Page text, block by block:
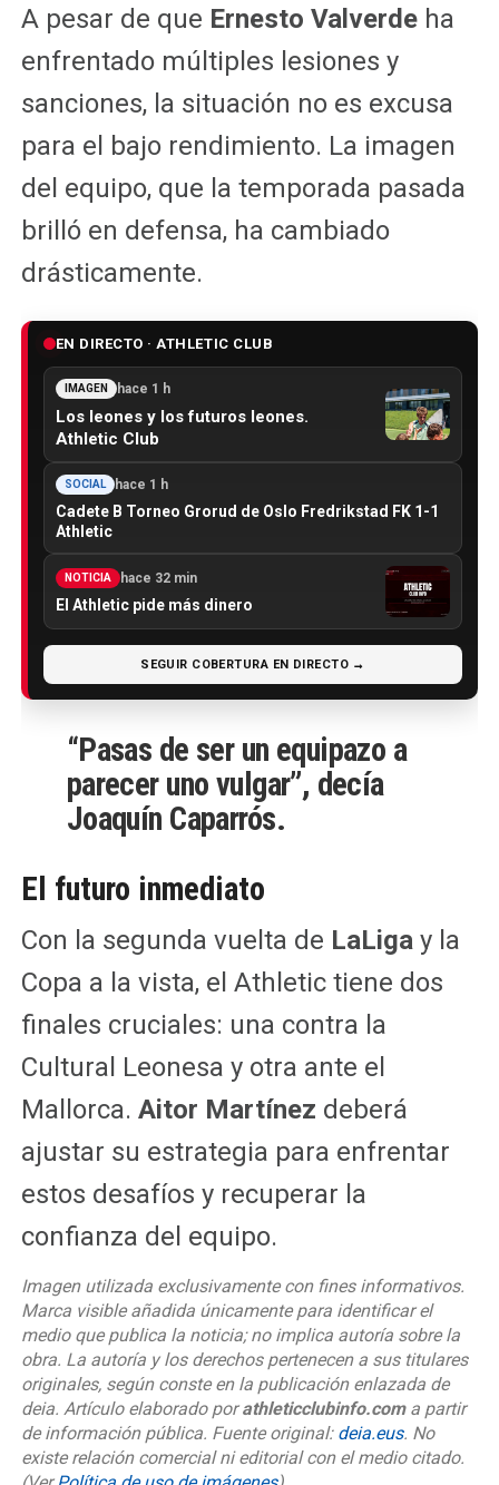
A pesar de que Ernesto Valverdeha
enfrentado múltiples lesiones y
sanciones, la situación no es excusa
para el bajo rendimiento. La imagen
del equipo, que la temporada pasada
brilló en defensa, ha cambiado
drásticamente.
EN DIRECTO · ATHLETIC CLUB
IMAGEN hace 1 h
Los leones y los futuros leones.
Athletic Club
SOCIAL hace 1 h
Cadete B Torneo Grorud de Oslo Fredrikstad FK 1-1
Athletic
NOTICIA hace 32 min
El Athletic pide más dinero
SEGUIR COBERTURA EN DIRECTO →
“Pasas de ser un equipazo a
parecer uno vulgar”, decía
Joaquín Caparrós.
El futuro inmediato
Con la segunda vuelta de LaLigay la
Copa a la vista, el Athletic tiene dos
finales cruciales: una contra la
Cultural Leonesa y otra ante el
Mallorca. Aitor Martínez deberá
ajustar su estrategia para enfrentar
estos desafíos y recuperar la
confianza del equipo.
Imagen utilizada exclusivamente con fines informativos.
Marca visible añadida únicamente para identificar el
medio que publica la noticia; no implica autoría sobre la
obra. La autoría y los derechos pertenecen a sus titulares
originales, según conste en la publicación enlazada de
deia. Artículo elaborado porathleticclubinfo.coma partir
de información pública. Fuente original: deia.eus. No
existe relación comercial ni editorial con el medio citado.